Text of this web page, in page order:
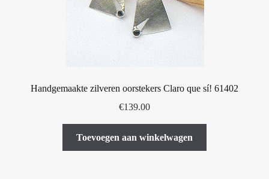
Handgemaakte zilveren oorstekers Claro que sí! 61402
€139.00
Toevoegen aan winkelwagen